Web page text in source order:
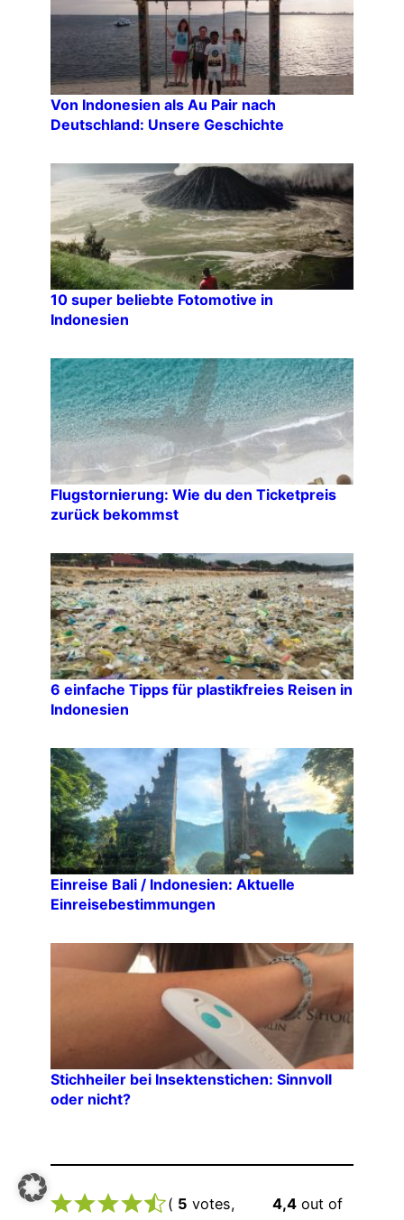
Von Indonesien als Au Pair nach
Deutschland: Unsere Geschichte
10 super beliebte Fotomotive in
Indonesien
Flugstornierung: Wie du den Ticketpreis
zurück bekommst
6 einfache Tipps für plastikfreies Reisen in
Indonesien
Einreise Bali / Indonesien: Aktuelle
Einreisebestimmungen
Stichheiler bei Insektenstichen: Sinnvoll
oder nicht?
( 5 votes,
4,4 out of